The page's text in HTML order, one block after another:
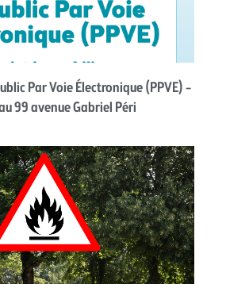
Par Voie Électronique (PPVE) –
99 avenue Gabriel Péri